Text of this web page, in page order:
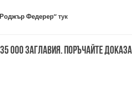
Роджър Федерер“ тук
000 заглавия. Поръчайте